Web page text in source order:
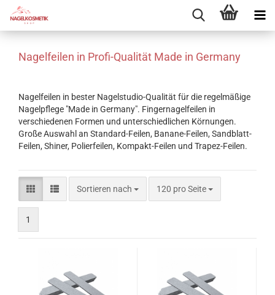
Nagelfeilen in Profi-Qualität Made in Germany
Nagelfeilen in bester Nagelstudio-Qualität für die regelmäßige
Nagelpflege "Made in Germany". Fingernagelfeilen in
verschiedenen Formen und unterschiedlichen Körnungen.
Große Auswahl an Standard-Feilen, Banane-Feilen, Sandblatt-
Feilen, Shiner, Polierfeilen, Kompakt-Feilen und Trapez-Feilen.
Sortieren nach
Sortieren nach 120 pro Seite
pro Seite
1